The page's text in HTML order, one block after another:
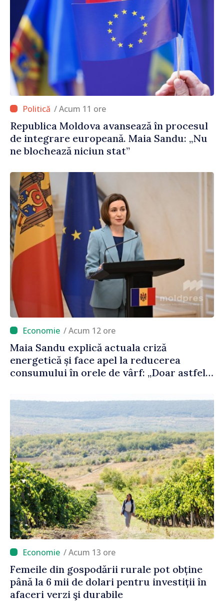
/ Acum 11 ore
Republica Moldova avansează în procesul
de integrare europeană. Maia Sandu: „Nu
ne blochează niciun stat”
/ Acum 12 ore
Maia Sandu explică actuala criză
energetică și face apel la reducerea
consumului în orele de vârf: „Doar astfel
mic”
/ Acum 13 ore
Femeile din gospodării rurale pot obține
până la 6 mii de dolari pentru investiții în
afaceri verzi şi durabile